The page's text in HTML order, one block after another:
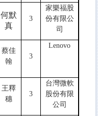
何默
真
3
家樂福股
份有限公
司
蔡佳
翰
3
Lenovo
王釋
穗
3
台灣微軟
股份有限
公司